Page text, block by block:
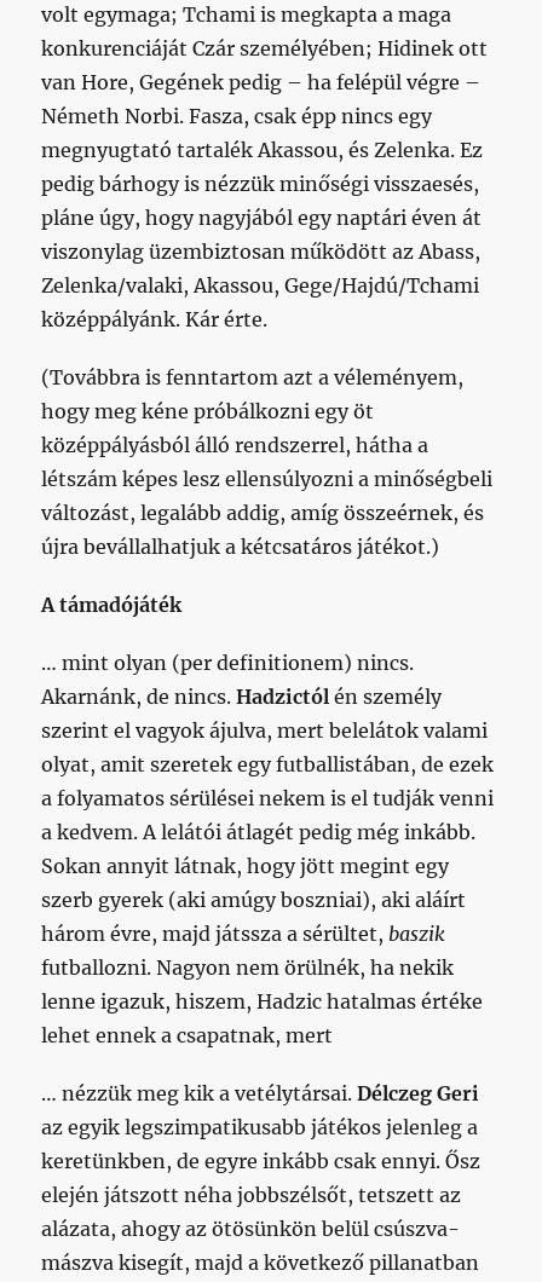
volt egymaga; Tchami is megkapta a maga
konkurenciáját Czár személyében; Hidinek ott
van Hore, Gegének pedig – ha felépül végre –
Németh Norbi. Fasza, csak épp nincs egy
megnyugtató tartalék Akassou, és Zelenka. Ez
pedig bárhogy is nézzük minőségi visszaesés,
pláne úgy, hogy nagyjából egy naptári éven át
viszonylag üzembiztosan működött az Abass,
Zelenka/valaki, Akassou, Gege/Hajdú/Tchami
középpályánk. Kár érte.
(Továbbra is fenntartom azt a véleményem,
hogy meg kéne próbálkozni egy öt
középpályásból álló rendszerrel, hátha a
létszám képes lesz ellensúlyozni a minőségbeli
változást, legalább addig, amíg összeérnek, és
újra bevállalhatjuk a kétcsatáros játékot.)
A támadójáték
… mint olyan (per definitionem) nincs.
Akarnánk, de nincs.Hadzictólén személy
szerint el vagyok ájulva, mert belelátok valami
olyat, amit szeretek egy futballistában, de ezek
a folyamatos sérülései nekem is el tudják venni
a kedvem. A lelátói átlagét pedig még inkább.
Sokan annyit látnak, hogy jött megint egy
szerb gyerek (aki amúgy boszniai), aki aláírt
három évre, majd játssza a sérültet, baszik
futballozni. Nagyon nem örülnék, ha nekik
lenne igazuk, hiszem, Hadzic hatalmas értéke
lehet ennek a csapatnak, mert
… nézzük meg kik a vetélytársai.Délczeg Geri
az egyik legszimpatikusabb játékos jelenleg a
keretünkben, de egyre inkább csak ennyi. Ősz
elején játszott néha jobbszélsőt, tetszett az
alázata, ahogy az ötösünkön belül csúszva-
mászva kisegít, majd a következő pillanatban